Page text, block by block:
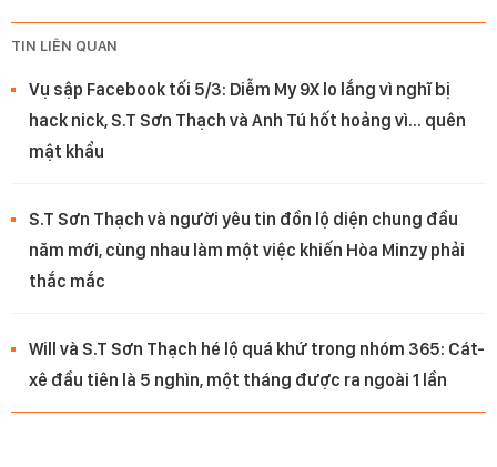
TIN LIÊN QUAN
Vụ sập Facebook tối 5/3: Diễm My 9X lo lắng vì nghĩ bị
hack nick, S.T Sơn Thạch và Anh Tú hốt hoảng vì… quên
mật khẩu
S.T Sơn Thạch và người yêu tin đồn lộ diện chung đầu
năm mới, cùng nhau làm một việc khiến Hòa Minzy phải
thắc mắc
Will và S.T Sơn Thạch hé lộ quá khứ trong nhóm 365: Cát-
xê đầu tiên là 5 nghìn, một tháng được ra ngoài 1 lần